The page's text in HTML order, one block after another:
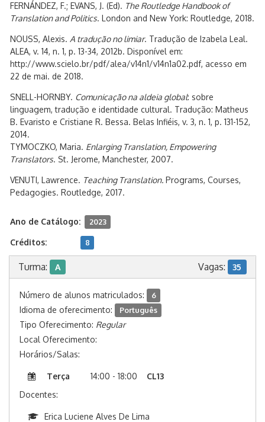
FERNÁNDEZ, F.; EVANS, J. (Ed). The Routledge Handbook of
Translation and Politics. London and New York: Routledge, 2018.
NOUSS, Alexis. A tradução no limiar. Tradução de Izabela Leal.
ALEA, v. 14, n. 1, p. 13-34, 2012b. Disponível em:
http://www.scielo.br/pdf/alea/v14n1/v14n1a02.pdf, acesso em
22 de mai. de 2018.
SNELL-HORNBY. Comunicação na aldeia global: sobre
linguagem, tradução e identidade cultural. Tradução: Matheus
B. Evaristo e Cristiane R. Bessa. Belas Infiéis, v. 3, n. 1, p. 131-152,
2014.
TYMOCZKO, Maria. Enlarging Translation, Empowering
Translators. St. Jerome, Manchester, 2007.
VENUTI, Lawrence. Teaching Translation. Programs, Courses,
Pedagogies. Routledge, 2017.
Ano de Catálogo: 2023
Créditos: 8
Turma: A Vagas: 35
Número de alunos matriculados: 6
Idioma de oferecimento: Português
Tipo Oferecimento: Regular
Local Oferecimento:
Horários/Salas:
Terça 14:00 - 18:00
CL13
Docentes:
Erica Luciene Alves De Lima